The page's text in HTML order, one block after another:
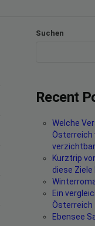
Suchen
Recent
Welche
Österreich
Kurztrip
diese
Ein
Österreich
Ebensee